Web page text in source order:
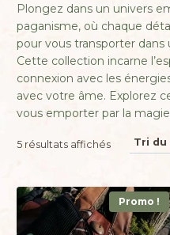
Plongez dans un univers
paganisme, où chaque
pour vous transporter
Cette collection incarne
connexion avec les
avec votre âme. Explorez
vous emporter par la
5 résultats affichésTrié
plus
récent
Promo !